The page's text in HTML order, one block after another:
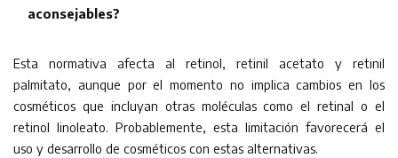
aconsejables?
Esta normativa afecta al retinol, retinil acetato y retinil
palmitato, aunque por el momento no implica cambios en los
cosméticos que incluyan otras moléculas como el retinal o el
retinol linoleato. Probablemente, esta limitación favorecerá el
uso y desarrollo de cosméticos con estas alternativas.